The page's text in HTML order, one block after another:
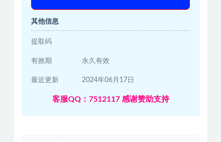
其他信息
提取码
有效期 永久有效
最近更新 2024年06月17日
客服QQ：7512117 感谢赞助支持